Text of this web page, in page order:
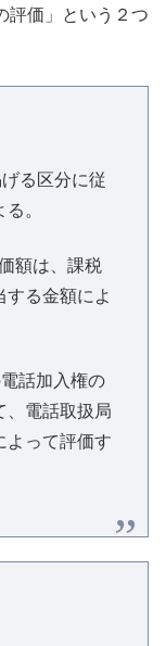
評価」という２つ
る区分に従
。
額は、課税
する金額によ
話加入権の
、電話取扱局
よって評価す